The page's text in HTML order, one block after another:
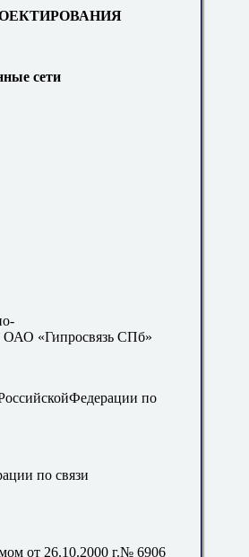
сети
ОАО «Гипросвязь СПб»
по
по связи
от 26.10.2000 г.№ 6906